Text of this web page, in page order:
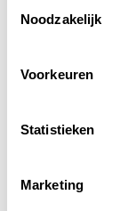
Noodzakelijk
Voorkeuren
Statistieken
Marketing
Door deze